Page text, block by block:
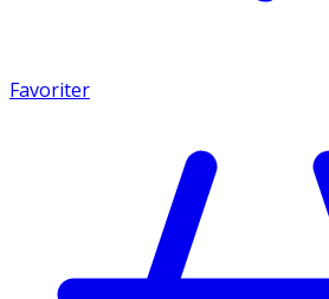
Favoriter